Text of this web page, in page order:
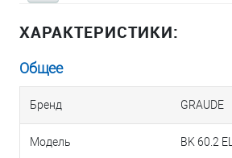
ХАРАКТЕРИСТИКИ:
Общее
Бренд GRAUDE
Модель BK 60.2 EL